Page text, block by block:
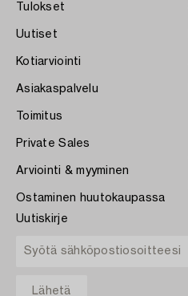
Tulokset
Uutiset
Kotiarviointi
Asiakaspalvelu
Toimitus
Private Sales
Arviointi & myyminen
Ostaminen huutokaupassa
Uutiskirje